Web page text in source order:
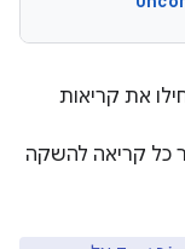
את קריאות
כל קריאה להשקה